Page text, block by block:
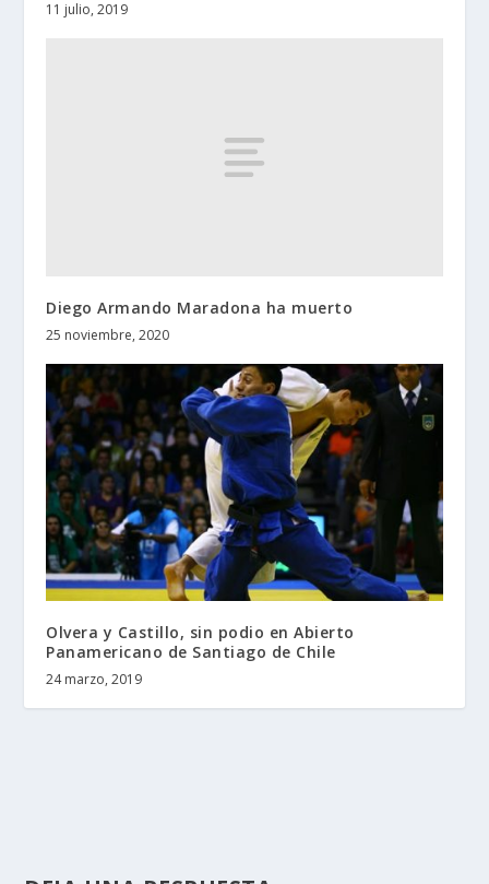
11 julio, 2019
Diego Armando Maradona ha muerto
25 noviembre, 2020
Olvera y Castillo, sin podio en Abierto
Panamericano de Santiago de Chile
24 marzo, 2019